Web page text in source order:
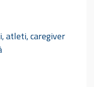
atleti, caregiver